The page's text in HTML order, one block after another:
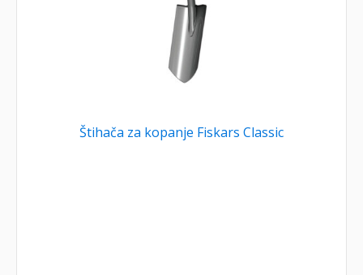
Štihača za kopanje Fiskars Classic